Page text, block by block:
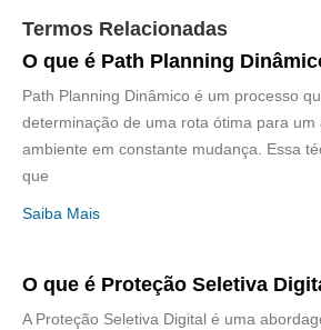
Termos Relacionadas
O que é Path Planning
Path Planning Dinâmico é um processo
determinação de uma rota ótima para um
ambiente em constante mudança. Essa
que
Saiba Mais
O que é Proteção Seletiva
A Proteção Seletiva Digital é uma